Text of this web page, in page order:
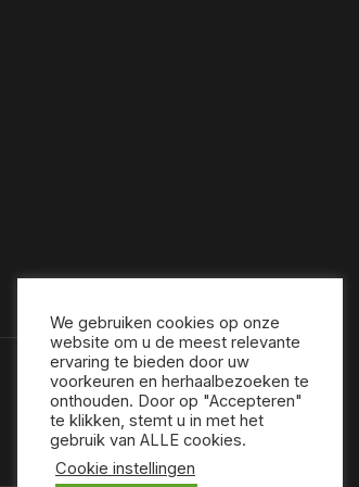
We gebruiken cookies op onze
website om u de meest relevante
ervaring te bieden door uw
voorkeuren en herhaalbezoeken te
onthouden. Door op "Accepteren"
te klikken, stemt u in met het
gebruik van ALLE cookies.
Cookie instellingen